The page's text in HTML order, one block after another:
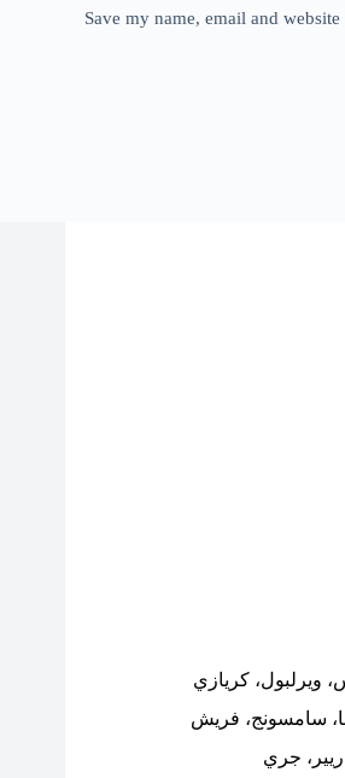
Save my name, email and
ويرلبول، كريازي
سامسونج، فريش
جري